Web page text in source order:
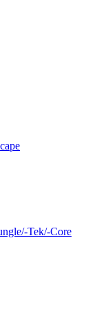
Tek/-Core